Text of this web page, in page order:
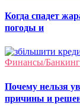
Когда спадет
погоды и
Финансы/Банкинг
Почему нельзя
причины и